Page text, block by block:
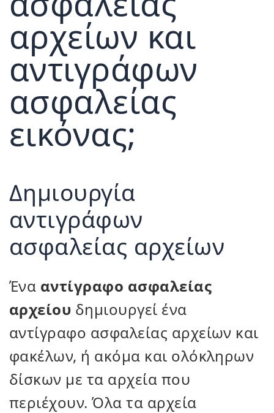
αρχείων και
αντιγράφων
ασφαλείας
εικόνας;
Δημιουργία
αντιγράφων
ασφαλείας αρχείων
Ένα αντίγραφο ασφαλείας
αρχείου δημιουργεί ένα
αντίγραφο ασφαλείας αρχείων και
φακέλων, ή ακόμα και ολόκληρων
δίσκων με τα αρχεία που
περιέχουν. Όλα τα αρχεία